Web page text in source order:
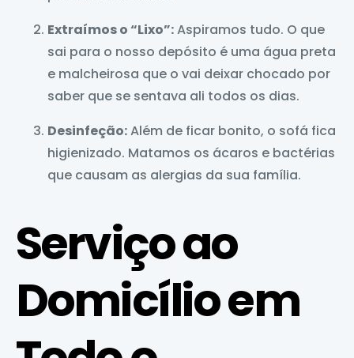
Extraímos o “Lixo”:Aspiramos tudo. O que
sai para o nosso depósito é uma água preta
e malcheirosa que o vai deixar chocado por
saber que se sentava ali todos os dias.
Desinfeção:Além de ficar bonito, o sofá fica
higienizado. Matamos os ácaros e bactérias
que causam as alergias da sua família.
Serviço ao
Domicílio em